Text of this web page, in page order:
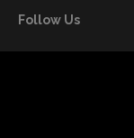
Follow Us